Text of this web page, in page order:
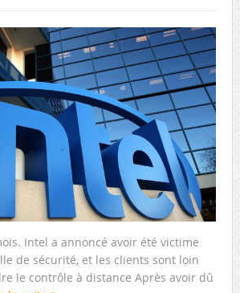
Intel a annoncé avoir été victime
de sécurité, et les clients sont loin
le contrôle à distance Après avoir dû